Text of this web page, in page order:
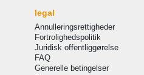
legal
Annulleringsrettigheder
Fortrolighedspolitik
Juridisk offentliggørelse
FAQ
Generelle betingelser